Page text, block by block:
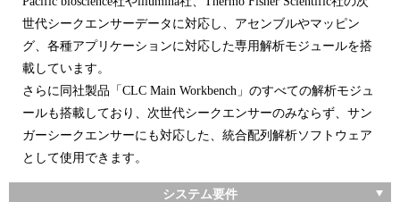
世代シークエンサーデータに対応し、アセンブルやマッピン
グ、各種アプリケーションに対応した専用解析モジュールを搭
載しています。
さらに同社製品「CLC Main Workbench」のすべての解析モジュ
ールも搭載しており、次世代シークエンサーのみならず、サン
ガーシークエンサーにも対応した、統合配列解析ソフトウェア
として使用できます。
システム要件